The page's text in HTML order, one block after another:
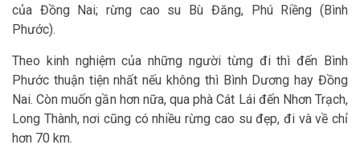
của Đồng Nai; rừng cao su Bù Đăng, Phú Riềng (Bình
Phước).
Theo kinh nghiệm của những người từng đi thì đến Bình
Phước thuận tiện nhất nếu không thì Bình Dương hay Đồng
Nai. Còn muốn gần hơn nữa, qua phà Cát Lái đến Nhơn Trạch,
Long Thành, nơi cũng có nhiều rừng cao su đẹp, đi và về chỉ
hơn 70 km.